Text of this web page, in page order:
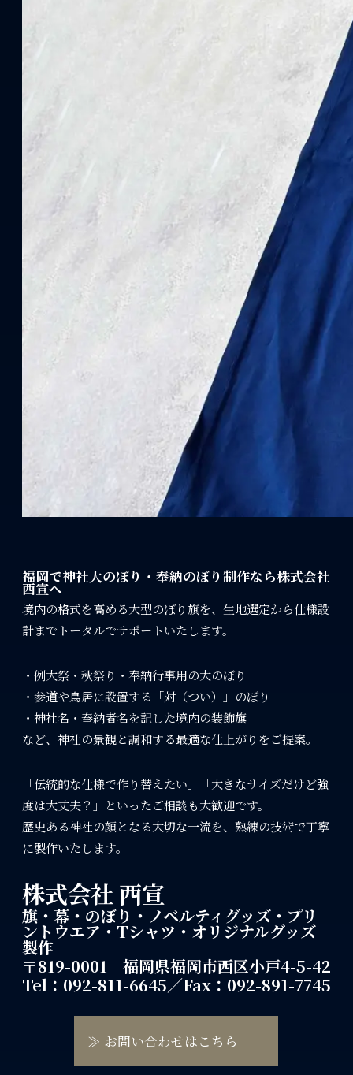
福岡で神社大のぼり・奉納のぼり制作なら株式会社
西宣へ
境内の格式を高める大型のぼり旗を、生地選定から仕様設
計までトータルでサポートいたします。
・例大祭・秋祭り・奉納行事用の大のぼり
・参道や鳥居に設置する「対（つい）」のぼり
・神社名・奉納者名を記した境内の装飾旗
など、神社の景観と調和する最適な仕上がりをご提案。
「伝統的な仕様で作り替えたい」「大きなサイズだけど強
度は大丈夫？」といったご相談も大歓迎です。
歴史ある神社の顔となる大切な一流を、熟練の技術で丁寧
に製作いたします。
株式会社 西宣
旗・幕・のぼり・ノベルティグッズ・プリ
ントウエア・Tシャツ・オリジナルグッズ
製作
〒819-0001 福岡県福岡市西区小戸4-5-42
Tel：092-811-6645／Fax：092-891-7745
≫ お問い合わせはこちら